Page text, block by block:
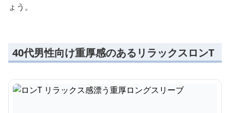
ょう。
40代男性向け重厚感のあるリラックスロンT